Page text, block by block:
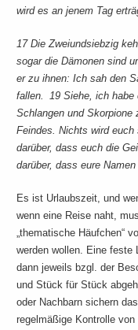
wird es an jenem Tag
17 Die Zweiundsiebzig
sogar die Dämonen sind
er zu ihnen: Ich sah den
fallen. 19 Siehe, ich habe
Schlangen und Skorpione
Feindes. Nichts wird
darüber, dass euch die
darüber, dass eure
Es ist Urlaubszeit, und
wenn eine Reise naht,
„thematische Häufchen“
werden wollen. Eine feste
dann jeweils bzgl. der
und Stück für Stück
oder Nachbarn sichern
regelmäßige Kontrolle